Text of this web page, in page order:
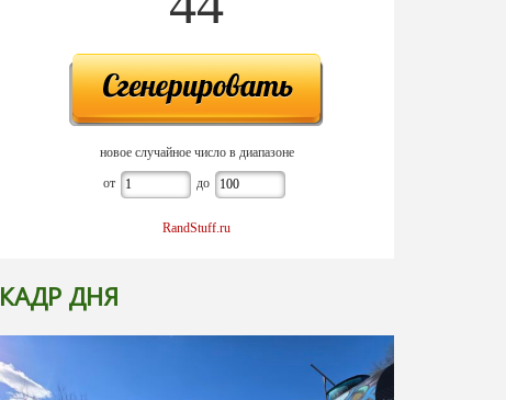
новое случайное число в диапазоне
от до
RandStuff.ru
КАДР ДНЯ